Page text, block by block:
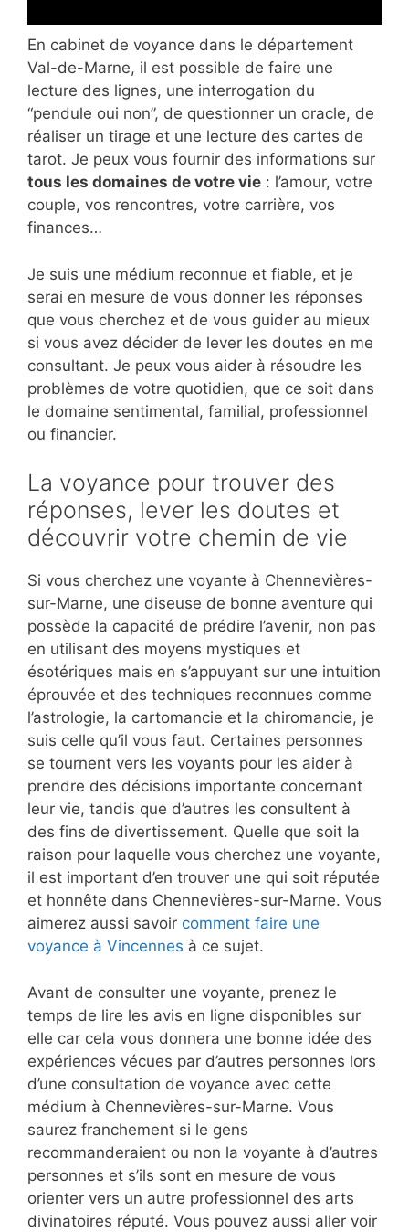
En cabinet de voyance dans le département
Val-de-Marne, il est possible de faire une
lecture des lignes, une interrogation du
“pendule oui non”, de questionner un oracle, de
réaliser un tirage et une lecture des cartes de
tarot. Je peux vous fournir des informations sur
tous les domaines de votre vie : l’amour, votre
couple, vos rencontres, votre carrière, vos
finances…
Je suis une médium reconnue et fiable, et je
serai en mesure de vous donner les réponses
que vous cherchez et de vous guider au mieux
si vous avez décider de lever les doutes en me
consultant. Je peux vous aider à résoudre les
problèmes de votre quotidien, que ce soit dans
le domaine sentimental, familial, professionnel
ou financier.
La voyance pour trouver des
réponses, lever les doutes et
découvrir votre chemin de vie
Si vous cherchez une voyante à Chennevières-
sur-Marne, une diseuse de bonne aventure qui
possède la capacité de prédire l’avenir, non pas
en utilisant des moyens mystiques et
ésotériques mais en s’appuyant sur une intuition
éprouvée et des techniques reconnues comme
l’astrologie, la cartomancie et la chiromancie, je
suis celle qu’il vous faut. Certaines personnes
se tournent vers les voyants pour les aider à
prendre des décisions importante concernant
leur vie, tandis que d’autres les consultent à
des fins de divertissement. Quelle que soit la
raison pour laquelle vous cherchez une voyante,
il est important d’en trouver une qui soit réputée
et honnête dans Chennevières-sur-Marne. Vous
aimerez aussi savoir comment faire une
voyance à Vincennes à ce sujet.
Avant de consulter une voyante, prenez le
temps de lire les avis en ligne disponibles sur
elle car cela vous donnera une bonne idée des
expériences vécues par d’autres personnes lors
d’une consultation de voyance avec cette
médium à Chennevières-sur-Marne. Vous
saurez franchement si le gens
recommanderaient ou non la voyante à d’autres
personnes et s’ils sont en mesure de vous
orienter vers un autre professionnel des arts
divinatoires réputé. Vous pouvez aussi aller voir